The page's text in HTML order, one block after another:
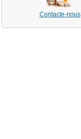
Contacte-nous